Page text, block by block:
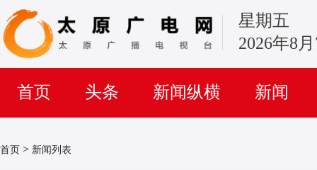
星期五
2026年8
首页 头条 新闻纵横 新闻
首页 > 新闻列表